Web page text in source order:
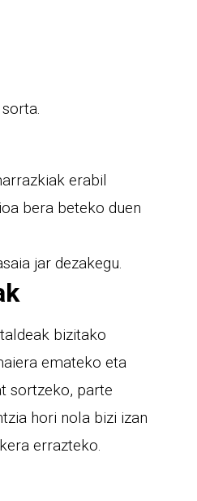
erabil
bera beteko duen
jar dezakegu.
bizitako
emateko eta
sortzeko, parte
hori nola bizi izan
errazteko.